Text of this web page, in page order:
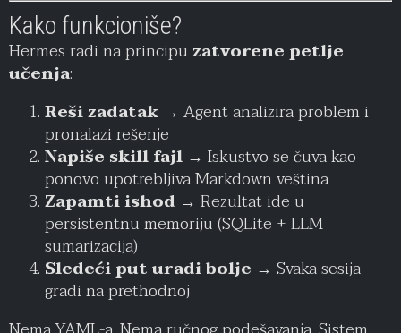
Kako funkcioniše?
Hermes radi na principuzatvorene petlje
učenja:
Reši zadatak → Agent analizira problem i
pronalazi rešenje
Napiše skill fajl → Iskustvo se čuva kao
ponovo upotrebljiva Markdown veština
Zapamti ishod → Rezultat ide u
persistentnu memoriju (SQLite + LLM
sumarizacija)
Sledeći put uradi bolje → Svaka sesija
gradi na prethodnoj